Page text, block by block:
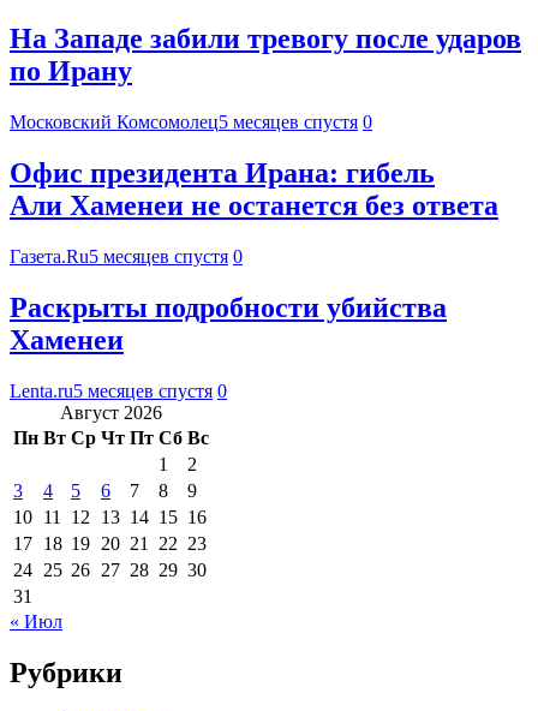
На Западе забили тревогу после ударов
по Ирану
Московский Комсомолец5 месяцев спустя 0
Офис президента Ирана: гибель
Али Хаменеи не останется без ответа
Газета.Ru5 месяцев спустя 0
Раскрыты подробности убийства
Хаменеи
Lenta.ru5 месяцев спустя 0
Август 2026
Пн Вт Ср Чт Пт Сб Вс
1
2
3
4 5 6 7 8
9
10 11 12 13 14 15 16
17 18 19 20 21 22 23
24 25 26 27 28 29 30
31
« Июл
Рубрики